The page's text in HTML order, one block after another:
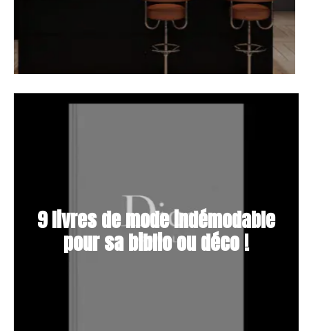
9 livres de mode indémodable
pour sa biblio ou déco !